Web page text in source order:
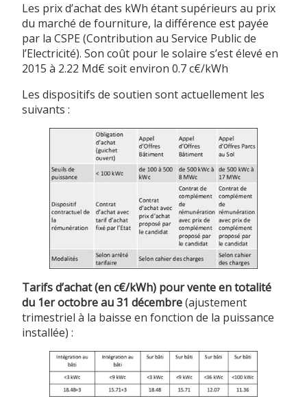
Les prix d’achat des kWh étant supérieurs au prix
du marché de fourniture, la différence est payée
par la CSPE (Contribution au Service Public de
l’Electricité). Son coût pour le solaire s’est élevé en
2015 à 2.22 Md€ soit environ 0.7 c€/kWh
Les dispositifs de soutien sont actuellement les
suivants :
Tarifs d’achat (en c€/kWh) pour vente en totalité
du 1er octobre au 31 décembre(ajustement
trimestriel à la baisse en fonction de la puissance
installée) :